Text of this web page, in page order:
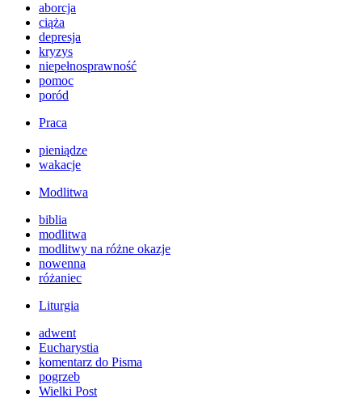
aborcja
ciąża
depresja
kryzys
niepełnosprawność
pomoc
poród
Praca
pieniądze
wakacje
Modlitwa
biblia
modlitwa
modlitwy na różne okazje
nowenna
różaniec
Liturgia
adwent
Eucharystia
komentarz do Pisma
pogrzeb
Wielki Post